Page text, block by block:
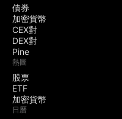
債券
加密貨幣
CEX對
DEX對
Pine
熱圖
股票
ETF
加密貨幣
日曆